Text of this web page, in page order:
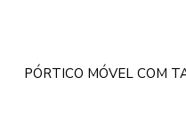
PÓRTICO MÓVEL COM